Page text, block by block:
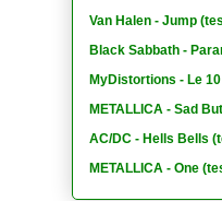
Van Halen - Jump
Black Sabbath -
MyDistortions - Le
METALLICA - Sad
AC/DC - Hells Bells
METALLICA - One